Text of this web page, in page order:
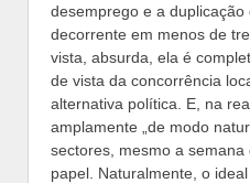
desemprego e a
decorrente em menos de
vista, absurda, ela é
de vista da concorrência
alternativa política. E, na
amplamente „de modo
sectores, mesmo a
papel. Naturalmente, o